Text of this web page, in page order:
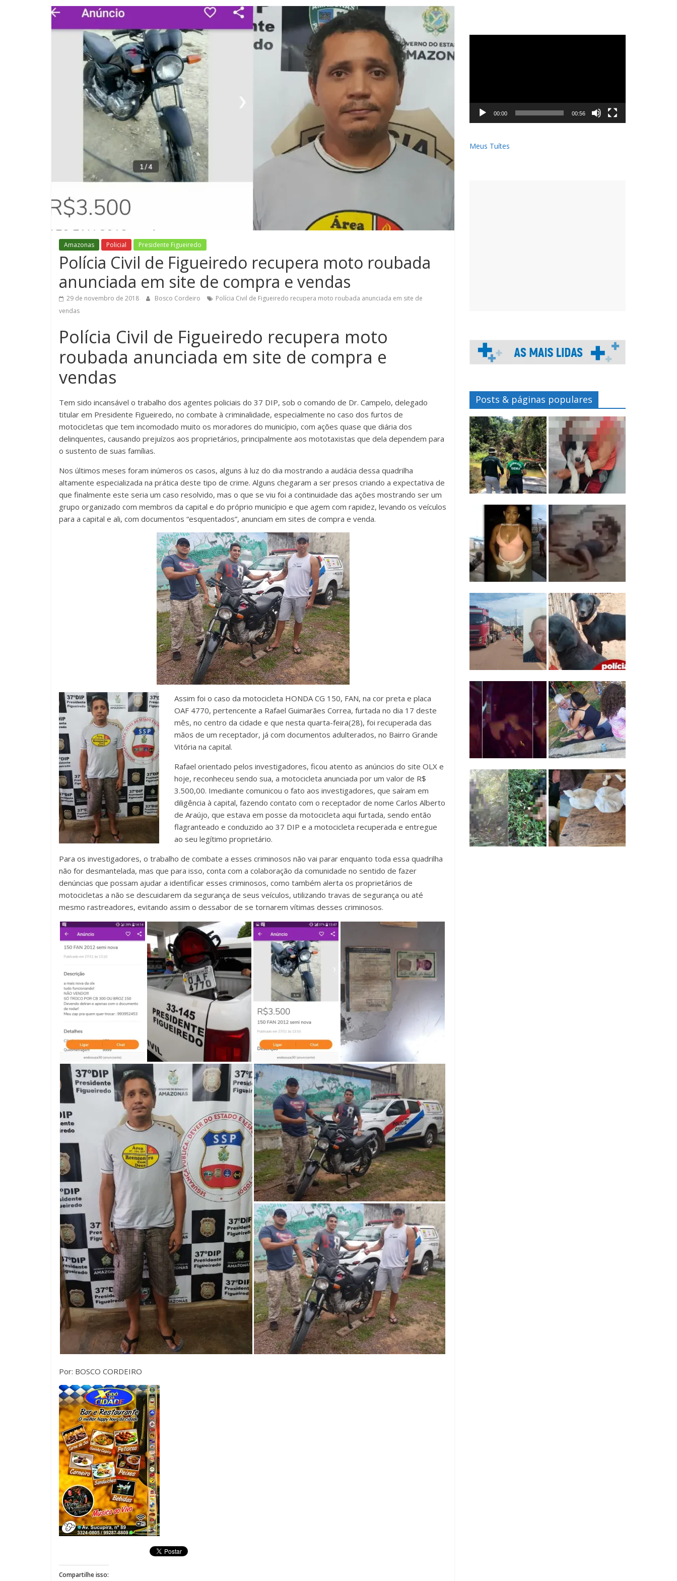
Amazonas Policial Presidente Figueiredo
Polícia Civil de Figueiredo recupera moto roubada
anunciada em site de compra e vendas
29 de novembro de 2018 Bosco Cordeiro
Polícia Civil de Figueiredo recupera moto roubada anunciada em site de
vendas
Polícia Civil de Figueiredo recupera moto
roubada anunciada em site de compra e
vendas
Tem sido incansável o trabalho dos agentes policiais do 37 DIP, sob o comando de Dr. Campelo, delegado
titular em Presidente Figueiredo, no combate à criminalidade, especialmente no caso dos furtos de
motocicletas que tem incomodado muito os moradores do município, com ações quase que diária dos
delinquentes, causando prejuízos aos proprietários, principalmente aos mototaxistas que dela dependem para
o sustento de suas famílias.
Nos últimos meses foram inúmeros os casos, alguns à luz do dia mostrando a audácia dessa quadrilha
altamente especializada na prática deste tipo de crime. Alguns chegaram a ser presos criando a expectativa de
que finalmente este seria um caso resolvido, mas o que se viu foi a continuidade das ações mostrando ser um
grupo organizado com membros da capital e do próprio município e que agem com rapidez, levando os veículos
para a capital e ali, com documentos “esquentados”, anunciam em sites de compra e venda.
Assim foi o caso da motocicleta HONDA CG 150, FAN, na cor preta e placa
OAF 4770, pertencente a Rafael Guimarães Correa, furtada no dia 17 deste
mês, no centro da cidade e que nesta quarta-feira(28), foi recuperada das
mãos de um receptador, já com documentos adulterados, no Bairro Grande
Vitória na capital.
Rafael orientado pelos investigadores, ficou atento as anúncios do site OLX e
hoje, reconheceu sendo sua, a motocicleta anunciada por um valor de R$
3.500,00. Imediante comunicou o fato aos investigadores, que saíram em
diligência à capital, fazendo contato com o receptador de nome Carlos Alberto
de Araújo, que estava em posse da motocicleta aqui furtada, sendo então
flagranteado e conduzido ao 37 DIP e a motocicleta recuperada e entregue
ao seu legítimo proprietário.
Para os investigadores, o trabalho de combate a esses criminosos não vai parar enquanto toda essa quadrilha
não for desmantelada, mas que para isso, conta com a colaboração da comunidade no sentido de fazer
denúncias que possam ajudar a identificar esses criminosos, como também alerta os proprietários de
motocicletas a não se descuidarem da segurança de seus veículos, utilizando travas de segurança ou até
mesmo rastreadores, evitando assim o dessabor de se tornarem vítimas desses criminosos.
Por: BOSCO CORDEIRO
Compartilhe isso:
00:00 00:56
Meus Tuítes
Posts & páginas populares